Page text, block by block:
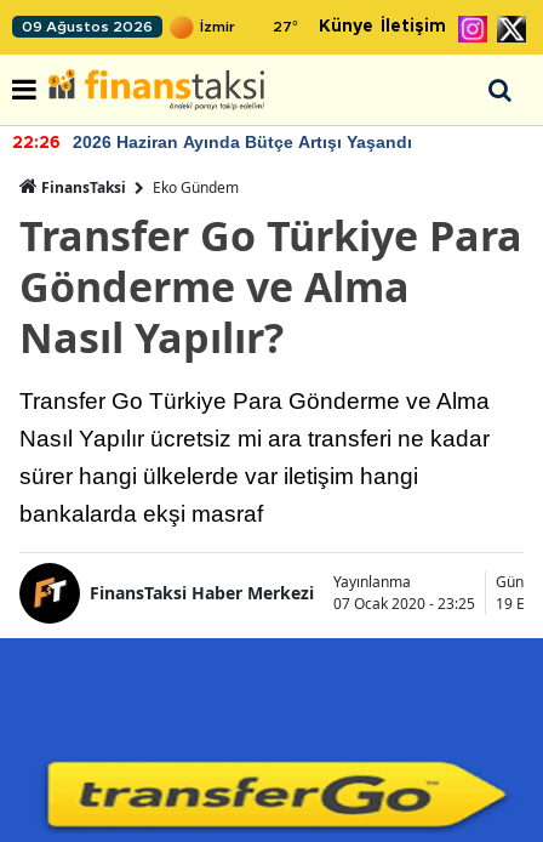
09 Ağustos 2026 27° Künye İletişim
22:26 2026 Haziran Ayında Bütçe Artışı Yaşandı
FinansTaksi Eko Gündem
Transfer Go Türkiye Para
Gönderme ve Alma
Nasıl Yapılır?
Transfer Go Türkiye Para Gönderme ve Alma
Nasıl Yapılır ücretsiz mi ara transferi ne kadar
sürer hangi ülkelerde var iletişim hangi
bankalarda ekşi masraf
FinansTaksi Haber Merkezi
Yayınlanma
07 Ocak 2020 - 23:25
19